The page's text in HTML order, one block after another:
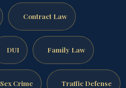
Contract Law
DUI Family Law
Sex Crime Traffic Defense